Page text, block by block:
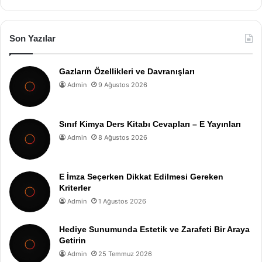
Son Yazılar
Gazların Özellikleri ve Davranışları
Admin 9 Ağustos 2026
Sınıf Kimya Ders Kitabı Cevapları – E Yayınları
Admin 8 Ağustos 2026
E İmza Seçerken Dikkat Edilmesi Gereken
Kriterler
Admin 1 Ağustos 2026
Hediye Sunumunda Estetik ve Zarafeti Bir Araya
Getirin
Admin 25 Temmuz 2026